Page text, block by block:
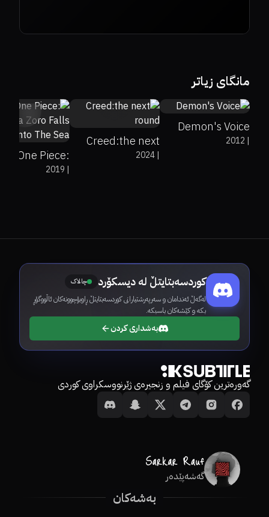
مانگای زیاتر
Demon's Voice
|
2012
0
Creed:the next
round|
2024
0
One Piece:
Roronoa Zoro|
2019
کوردسەبتایتڵ لە دیسکۆرد چالاک
لەگەڵ ئەندامان و سەرپەرشتیارانی کوردسەبتایتڵ ڕاوبۆچوونەکان ئاڵووگۆڕ
بکە و کێشەکان باسبکە.
بەشداری کردن
گەورەترین کۆگای فیلم و زنجیرەی ژێرنووسکراوی کوردی
گەشەپێدەر
بەشەکان